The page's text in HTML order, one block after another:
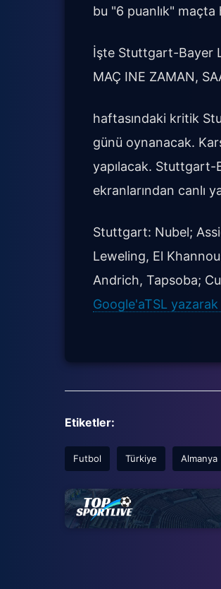
bu "6 puanlık" maçta
İşte Stuttgart-Bayer
MAÇ INE ZAMAN,
haftasındaki kritik
günü oynanacak.
yapılacak. Stuttgart-
ekranlarından canlı
Stuttgart: Nubel;
Leweling, El
Andrich, Tapsoba;
Google'aTSL
Etiketler:
Futbol Türkiye Almanya